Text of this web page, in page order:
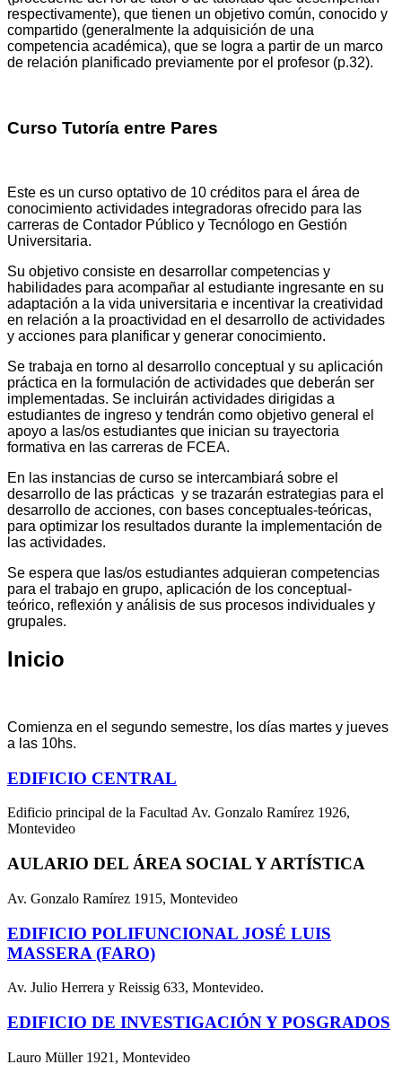
respectivamente), que tienen un objetivo común, conocido y
compartido (generalmente la adquisición de una
competencia académica), que se logra a partir de un marco
de relación planificado previamente por el profesor (p.32).
Curso Tutoría entre Pares
Este es un curso optativo de 10 créditos para el área de
conocimiento actividades integradoras ofrecido para las
carreras de Contador Público y Tecnólogo en Gestión
Universitaria.
Su objetivo consiste en desarrollar competencias y
habilidades para acompañar al estudiante ingresante en su
adaptación a la vida universitaria e incentivar la creatividad
en relación a la proactividad en el desarrollo de actividades
y acciones para planificar y generar conocimiento.
Se trabaja en torno al desarrollo conceptual y su aplicación
práctica en la formulación de actividades que deberán ser
implementadas. Se incluirán actividades dirigidas a
estudiantes de ingreso y tendrán como objetivo general el
apoyo a las/os estudiantes que inician su trayectoria
formativa en las carreras de FCEA.
En las instancias de curso se intercambiará sobre el
desarrollo de las prácticas y se trazarán estrategias para el
desarrollo de acciones, con bases conceptuales-teóricas,
para optimizar los resultados durante la implementación de
las actividades.
Se espera que las/os estudiantes adquieran competencias
para el trabajo en grupo, aplicación de los conceptual-
teórico, reflexión y análisis de sus procesos individuales y
grupales.
Inicio
Comienza en el segundo semestre, los días martes y jueves
a las 10hs.
EDIFICIO CENTRAL
Edificio principal de la Facultad Av. Gonzalo Ramírez 1926,
Montevideo
AULARIO DEL ÁREA SOCIAL Y ARTÍSTICA
Av. Gonzalo Ramírez 1915, Montevideo
EDIFICIO POLIFUNCIONAL JOSÉ LUIS
MASSERA (FARO)
Av. Julio Herrera y Reissig 633, Montevideo.
EDIFICIO DE INVESTIGACIÓN Y POSGRADOS
Lauro Müller 1921, Montevideo